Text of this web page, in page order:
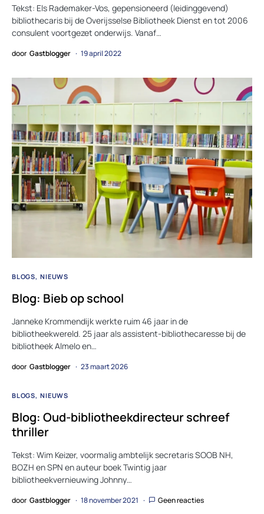
Tekst: Els Rademaker-Vos, gepensioneerd (leidinggevend)
bibliothecaris bij de Overijsselse Bibliotheek Dienst en tot 2006
consulent voortgezet onderwijs. Vanaf…
door Gastblogger 19 april 2022
BLOGS NIEUWS
Blog: Bieb op school
Janneke Krommendijk werkte ruim 46 jaar in de
bibliotheekwereld. 25 jaar als assistent-bibliothecaresse bij de
bibliotheek Almelo en…
door Gastblogger 23 maart 2026
BLOGS NIEUWS
Blog: Oud-bibliotheekdirecteur schreef
thriller
Tekst: Wim Keizer, voormalig ambtelijk secretaris SOOB NH,
BOZH en SPN en auteur boek Twintig jaar
bibliotheekvernieuwing Johnny…
door Gastblogger 18 november 2021 Geen reacties